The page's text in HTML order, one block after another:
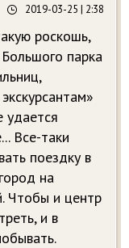
2019-03-25 | 2:38
роскошь,
парка
удается
Все-таки
поездку в
на
Чтобы и центр
и в